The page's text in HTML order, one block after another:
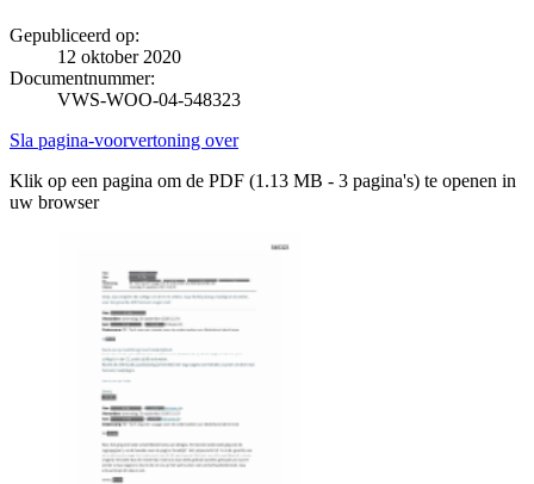
Gepubliceerd op:
12 oktober 2020
Documentnummer:
VWS-WOO-04-548323
Sla pagina-voorvertoning over
Klik op een pagina om de PDF (1.13 MB - 3 pagina's) te openen in
uw browser